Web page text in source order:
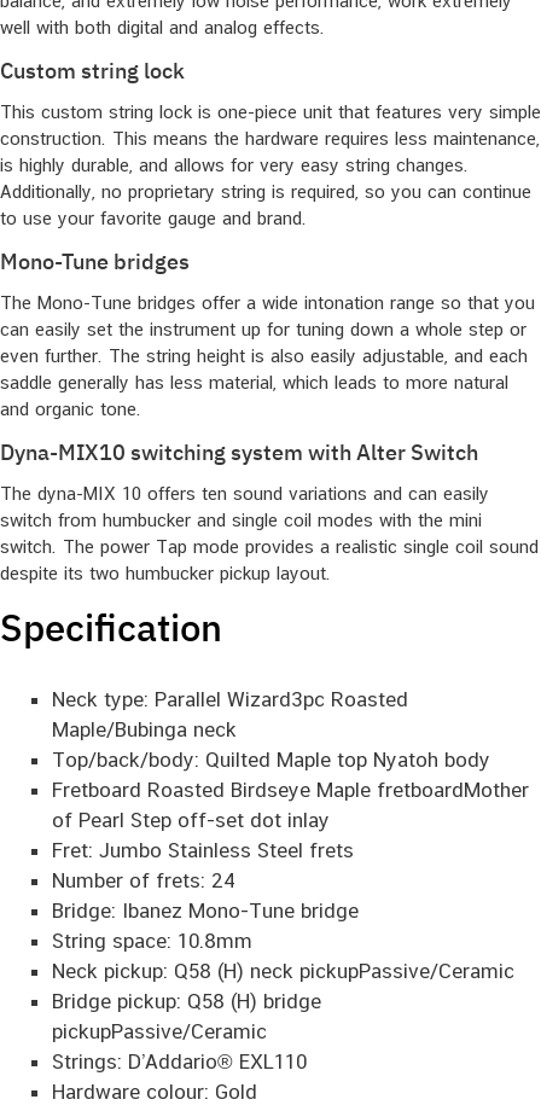
well with both digital and analog effects.
Custom string lock
This custom string lock is one-piece unit that features very simple
construction. This means the hardware requires less maintenance,
is highly durable, and allows for very easy string changes.
Additionally, no proprietary string is required, so you can continue
to use your favorite gauge and brand.
Mono-Tune bridges
The Mono-Tune bridges offer a wide intonation range so that you
can easily set the instrument up for tuning down a whole step or
even further. The string height is also easily adjustable, and each
saddle generally has less material, which leads to more natural
and organic tone.
Dyna-MIX10 switching system with Alter Switch
The dyna-MIX 10 offers ten sound variations and can easily
switch from humbucker and single coil modes with the mini
switch. The power Tap mode provides a realistic single coil sound
despite its two humbucker pickup layout.
Specification
Neck type: Parallel Wizard3pc Roasted
Maple/Bubinga neck
Top/back/body: Quilted Maple top Nyatoh body
Fretboard Roasted Birdseye Maple fretboardMother
of Pearl Step off-set dot inlay
Fret: Jumbo Stainless Steel frets
Number of frets: 24
Bridge: Ibanez Mono-Tune bridge
String space: 10.8mm
Neck pickup: Q58 (H) neck pickupPassive/Ceramic
Bridge pickup: Q58 (H) bridge
pickupPassive/Ceramic
Strings: D’Addario® EXL110
Hardware colour: Gold